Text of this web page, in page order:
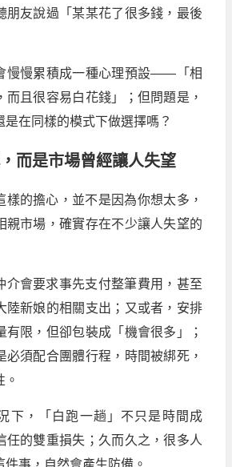
朋友說過「某某花了很多錢，最後
慢慢累積成一種心理預設——「相
而且很容易白花錢」；但問題是，
在同樣的模式下做選擇嗎？
而是市場曾經讓人失望
樣的擔心，並不是因為你想太多，
親市場，確實存在不少讓人失望的
介會要求事先支付整筆費用，甚至
陸新娘的相關支出；又或者，安排
有限，但卻包裝成「機會很多」；
必須配合團體行程，時間被綁死，
下，「白跑一趟」不只是時間成
任的雙重損失；久而久之，很多人
事，自然會產生防備。